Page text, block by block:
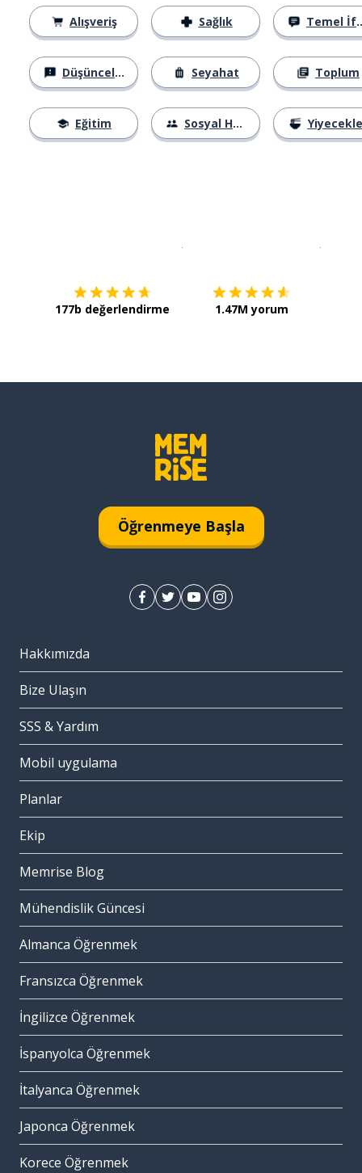
Alışveriş
Düşünceler
Eğitim
Sağlık
Seyahat
Sosyal Hayat
Temel İfadeler
Toplum
177b değerlendirme 1.47M yorum
Öğrenmeye Başla
Hakkımızda
Bize Ulaşın
SSS & Yardım
Mobil uygulama
Planlar
Ekip
Memrise Blog
Mühendislik Güncesi
Almanca Öğrenmek
Fransızca Öğrenmek
İngilizce Öğrenmek
İspanyolca Öğrenmek
İtalyanca Öğrenmek
Japonca Öğrenmek
Korece Öğrenmek